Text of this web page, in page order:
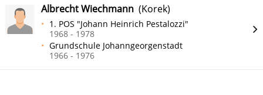
Albrecht Wiechmann (Korek)
1. POS "Johann Heinrich Pestalozzi"
1968 - 1978
Grundschule Johanngeorgenstadt
1966 - 1976